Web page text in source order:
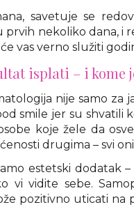
savetuje se
nekoliko dana, i
vas verno služiti
isplati – i kome
nije samo za
smile jer su shvatili
koje žele da
drugima – svi
estetski dodatak
vi vidite sebe.
pozitivno uticati na